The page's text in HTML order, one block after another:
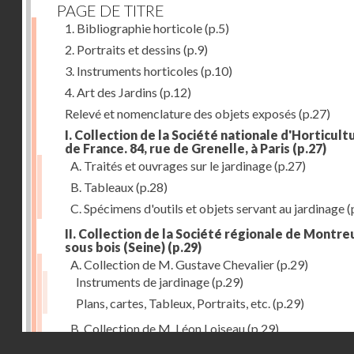
PAGE DE TITRE
1. Bibliographie horticole(p.5)
2. Portraits et dessins (p.9)
3. Instruments horticoles (p.10)
4. Art des Jardins (p.12)
Relevé et nomenclature des objets exposés (p.27)
I. Collection de la Société nationale
de France. 84, rue de Grenelle, à Paris (p.27)
A. Traités et ouvrages sur le jardinage(p.27)
B. Tableaux(p.28)
C. Spécimens d'outils et objets servant au jardinage
II. Collection de la Société régionale de
sous bois (Seine) (p.29)
A. Collection de M. Gustave Chevalier(p.29)
Instruments de jardinage(p.29)
Plans, cartes, Tableux, Portraits, etc. (p.29)
B. Collection de M. Léon Loiseau(p.29)